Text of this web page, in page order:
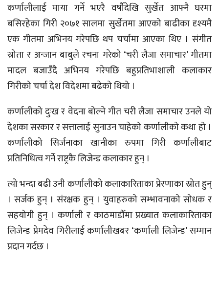
कर्णालीलाई माया गर्ने भएरै वर्षौदेखि सुर्खेत आफ्नै घरमा
बसिरहेका गिरी २०७१ सालमा सुर्खेतमा आएको बाढीका दृश्यमै
एक गीतमा अभिनय गरेपछि थप चर्चामा आएका थिए । संगीत
स्रोता र अन्जान बाबुले रचना गरेको ‘चरी लैजा समाचार’ गीतमा
मादल बजाउँदै अभिनय गरेपछि बहुप्रतिभाशाली कलाकार
गिरीको चर्चा देश विदेशमा बढेको थियो ।
कर्णालीको दुःख र वेदना बोल्ने गीत चरी लैजा समाचार उनले यो
देशका सरकार र सत्तालाई सुनाउन चाहेको कर्णालीको कथा हो ।
कर्णालीको सिर्जनाका खानीका रुपमा गिरी कर्णालीबाट
प्रतिनिधित्व गर्ने राष्ट्रकै लिजेन्ड कलाकार हुन् ।
त्यो भन्दा बढी उनी कर्णालीको कलाकारिताका प्रेरणाका स्रोत हुन्
। सर्जक हुन् । संरक्षक हुन् । युवाहरुको सम्भावनाको सोधक र
सहयोगी हुन् । कर्णाली र काठमाडौँमा प्रख्यात कलाकारिताका
लिजेन्ड प्रेमदेव गिरीलाई कर्णालीखबर ‘कर्णाली लिजेन्ड’ सम्मान
प्रदान गर्दछ ।